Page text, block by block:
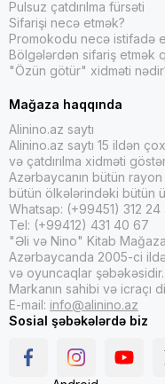
Pulsuz çatdırılma fürsəti
Sifarişi necə etmək?
Promokodu necə istifadə
Bölgələrdən sifariş etmək
"Özün götür" xidməti
Mağaza haqqında
Alinino.az saytı
Alinino.az saytı 15 ildən
və çatdırılma xidməti
Azərbaycanın bütün
bütün ölkələrindəki bütün
Whatsap: (+99451) 312 24
Tel: (+99412) 431 40 67
"Əli və Nino" Kitab
Azərbaycanda 2005-ci
və oyuncaqlar şəbəkəsidir.
Markanın sahibi və icraçı
E-mail: info@alinino.az
Sosial şəbəkələrdə biz